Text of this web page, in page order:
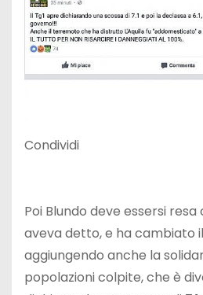
Condividi
Poi Blundo deve essersi
aveva detto, e ha cambiato
aggiungendo anche la
popolazioni colpite, che è